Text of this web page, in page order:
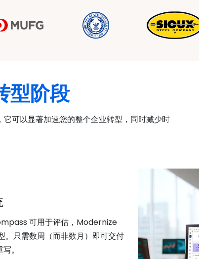
型阶段
可以显著加速您的整个企业转型，同时减少时
可用于评估，Modernize
。只需数周（而非数月）即可交付
。